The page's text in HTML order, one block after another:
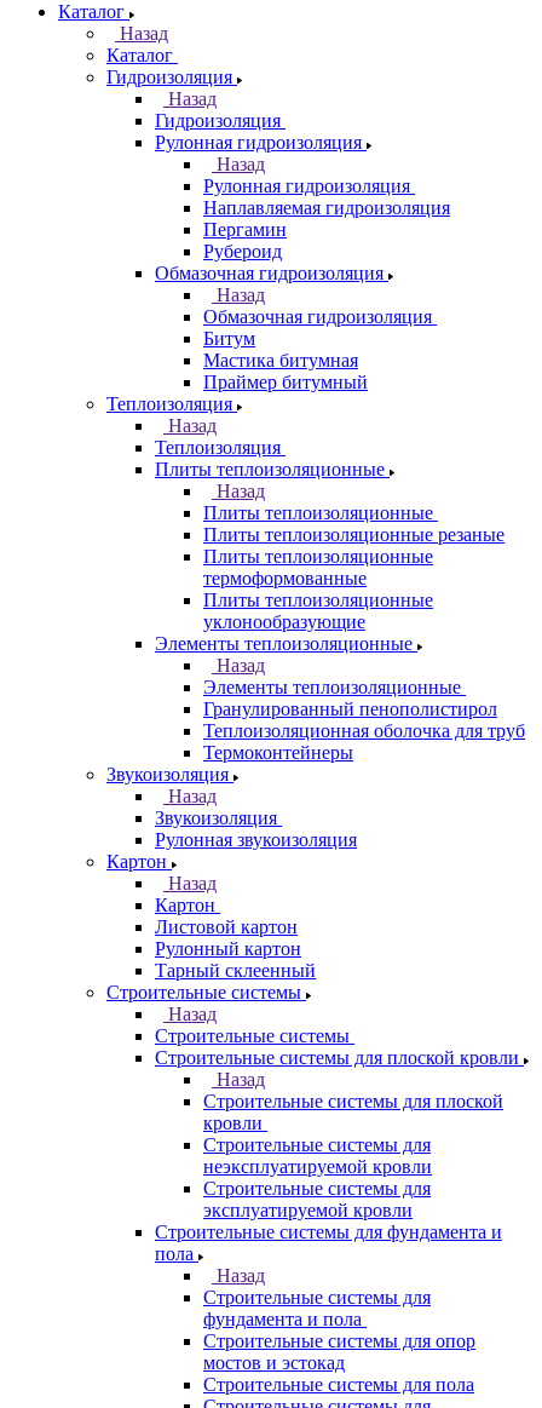
Каталог
Назад
Каталог
Гидроизоляция
Назад
Гидроизоляция
Рулонная гидроизоляция
Назад
Рулонная гидроизоляция
Наплавляемая гидроизоляция
Пергамин
Рубероид
Обмазочная гидроизоляция
Назад
Обмазочная гидроизоляция
Битум
Мастика битумная
Праймер битумный
Теплоизоляция
Назад
Теплоизоляция
Плиты теплоизоляционные
Назад
Плиты теплоизоляционные
Плиты теплоизоляционные резаные
Плиты теплоизоляционные
термоформованные
Плиты теплоизоляционные
уклонообразующие
Элементы теплоизоляционные
Назад
Элементы теплоизоляционные
Гранулированный пенополистирол
Теплоизоляционная оболочка для труб
Термоконтейнеры
Звукоизоляция
Назад
Звукоизоляция
Рулонная звукоизоляция
Картон
Назад
Картон
Листовой картон
Рулонный картон
Тарный склеенный
Строительные системы
Назад
Строительные системы
Строительные системы для плоской кровли
Назад
Строительные системы для плоской
кровли
Строительные системы для
неэксплуатируемой кровли
Строительные системы для
эксплуатируемой кровли
Строительные системы для фундамента и
пола
Назад
Строительные системы для
фундамента и пола
Строительные системы для опор
мостов и эстокад
Строительные системы для пола